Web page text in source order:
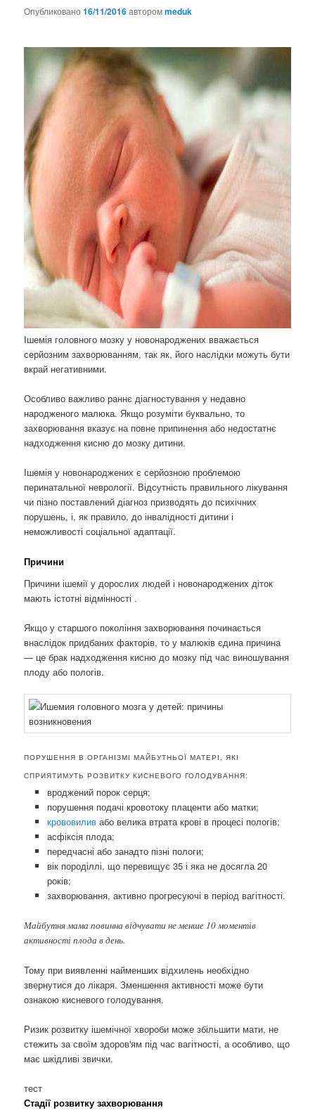
Опубликовано16/11/2016авторомmeduk
Ішемія головного мозку у новонароджених вважається
серйозним захворюванням, так як, його наслідки можуть бути
вкрай негативними.
Особливо важливо раннє діагностування у недавно
народженого малюка. Якщо розуміти буквально, то
захворювання вказує на повне припинення або недостатнє
надходження кисню до мозку дитини.
Ішемія у новонароджених є серйозною проблемою
перинатальної неврології. Відсутність правильного лікування
чи пізно поставлений діагноз призводять до психічних
порушень, і, як правило, до інвалідності дитини і
неможливості соціальної адаптації.
Причини
Причини ішемії у дорослих людей і новонароджених діток
мають істотні відмінності .
Якщо у старшого покоління захворювання починається
внаслідок придбаних факторів, то у малюків єдина причина
— це брак надходження кисню до мозку під час виношування
плоду або пологів.
ПОРУШЕННЯ В ОРГАНІЗМІ МАЙБУТНЬОЇ МАТЕРІ, ЯКІ
СПРИЯТИМУТЬ РОЗВИТКУ КИСНЕВОГО ГОЛОДУВАННЯ:
вроджений порок серця;
порушення подачі кровотоку плаценти або матки;
крововилив або велика втрата крові в процесі пологів;
асфіксія плода;
передчасні або занадто пізні пологи;
вік породіллі, що перевищує 35 і яка не досягла 20
років;
захворювання, активно прогресуючі в період вагітності.
Майбутня мама повинна відчувати не менше 10 моментів
активності плода в день.
Тому при виявленні найменших відхилень необхідно
звернутися до лікаря. Зменшення активності може бути
ознакою кисневого голодування.
Ризик розвитку ішемічної хвороби може збільшити мати, не
стежить за своїм здоров'ям під час вагітності, а особливо, що
має шкідливі звички.
тест
Стадії розвитку захворювання